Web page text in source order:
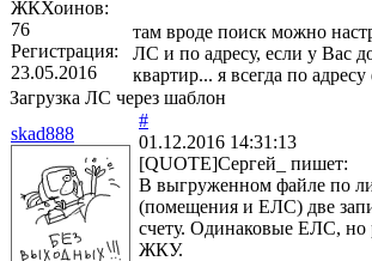
ЖКХоинов:
76
Регистрация:
23.05.2016
там вроде поиск можно
ЛС и по адресу, если у Вас
квартир... я всегда по
Загрузка ЛС через шаблон
skad888
#
01.12.2016 14:31:13
[QUOTE]Сергей_
пишет:
В выгруженном файле по
(помещения и ЕЛС) две
счету. Одинаковые ЕЛС, но
ЖКУ.